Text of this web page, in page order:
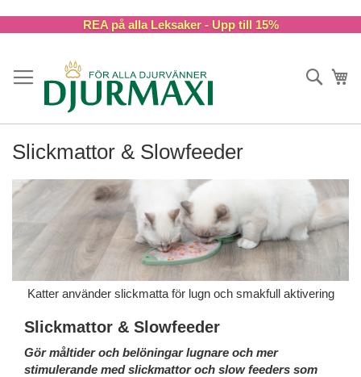
REA på alla Leksaker - Upp till 15%
Sök
Slickmattor & Slowfeeder
Slickmattor & Slowfeeder
Gör måltider och belöningar lugnare och mer
stimulerande med slickmattor och slow feeders som
Katter använder slickmatta för lugn och smakfull aktivering